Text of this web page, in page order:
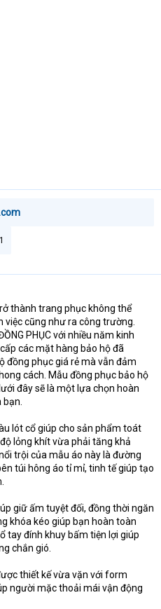
thành trang phục không thể
việc cũng như ra công trường.
PHỤC với nhiều năm kinh
các mặt hàng bảo hộ đã
đồng phục giá rẻ mà vẫn đảm
cách. Mẫu đồng phục bảo hộ
đây sẽ là một lựa chọn hoàn
bạn.
lót cổ giúp cho sản phẩm toát
lỏng khít vừa phải tăng khả
trội của mẫu áo này là đường
túi hông áo tỉ mỉ, tinh tế giúp tạo
giữ ấm tuyệt đối, đồng thời ngăn
khóa kéo giúp bạn hoàn toàn
tay đính khuy bấm tiện lợi giúp
chắn gió.
thiết kế vừa vặn với form
người mặc thoải mái vận động